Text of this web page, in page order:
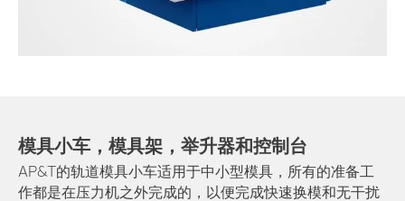
模具小车，模具架，举升器和控制台
AP&T的轨道模具小车适用于中小型模具，所有的准备工
作都是在压力机之外完成的，以便完成快速换模和无干扰